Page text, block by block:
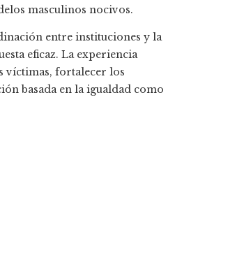
masculinos nocivos.
entre instituciones y la
eficaz. La experiencia
víctimas, fortalecer los
basada en la igualdad como